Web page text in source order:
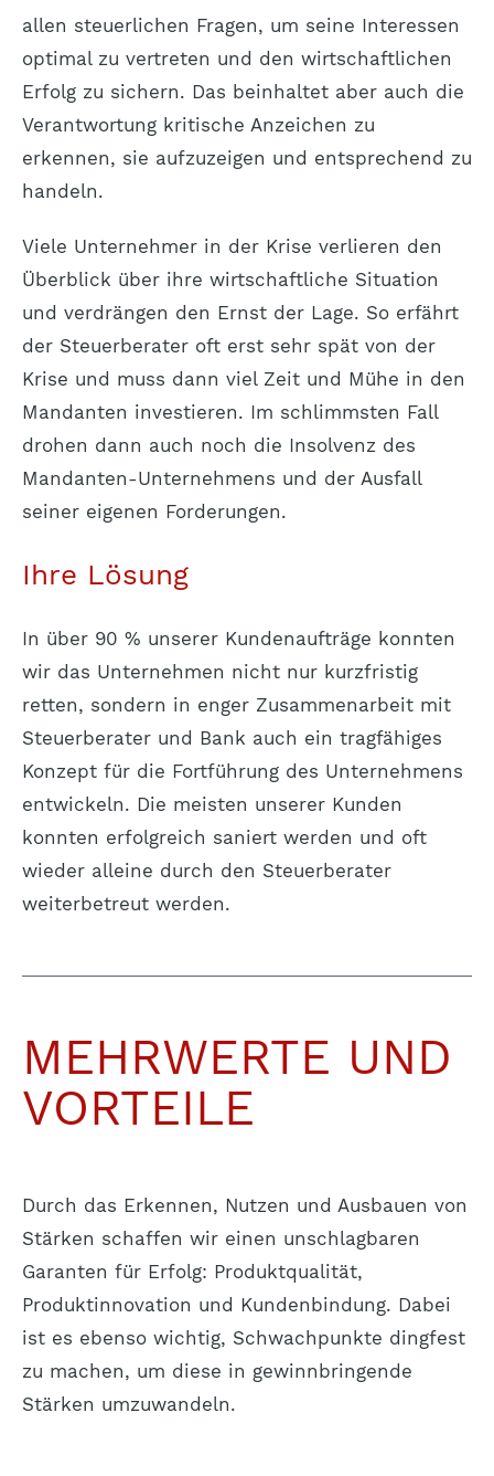
allen steuerlichen Fragen, um seine Interessen
optimal zu vertreten und den wirtschaftlichen
Erfolg zu sichern. Das beinhaltet aber auch die
Verantwortung kritische Anzeichen zu
erkennen, sie aufzuzeigen und entsprechend zu
handeln.
Viele Unternehmer in der Krise verlieren den
Überblick über ihre wirtschaftliche Situation
und verdrängen den Ernst der Lage. So erfährt
der Steuerberater oft erst sehr spät von der
Krise und muss dann viel Zeit und Mühe in den
Mandanten investieren. Im schlimmsten Fall
drohen dann auch noch die Insolvenz des
Mandanten-Unternehmens und der Ausfall
seiner eigenen Forderungen.
Ihre Lösung
In über 90 % unserer Kundenaufträge konnten
wir das Unternehmen nicht nur kurzfristig
retten, sondern in enger Zusammenarbeit mit
Steuerberater und Bank auch ein tragfähiges
Konzept für die Fortführung des Unternehmens
entwickeln. Die meisten unserer Kunden
konnten erfolgreich saniert werden und oft
wieder alleine durch den Steuerberater
weiterbetreut werden.
MEHRWERTE UND
VORTEILE
Durch das Erkennen, Nutzen und Ausbauen von
Stärken schaffen wir einen unschlagbaren
Garanten für Erfolg: Produktqualität,
Produktinnovation und Kundenbindung. Dabei
ist es ebenso wichtig, Schwachpunkte dingfest
zu machen, um diese in gewinnbringende
Stärken umzuwandeln.